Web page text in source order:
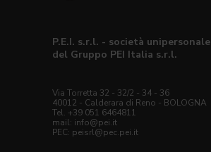
P.E.I. s.r.l. - società unipersonale
del Gruppo PEI Italia s.r.l.
Via Torretta 32 - 32/2 - 34 - 36
40012 - Calderara di Reno - BOLOGNA
Tel. +39 051 6464811
mail: info@pei.it
PEC: peisrl@pec.pei.it